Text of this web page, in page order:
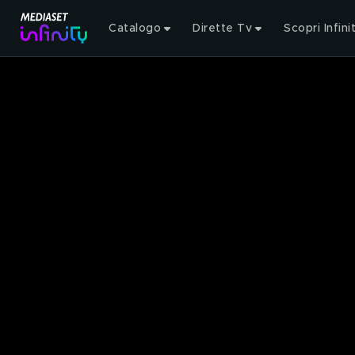
Catalogo Dirette Tv Scopri